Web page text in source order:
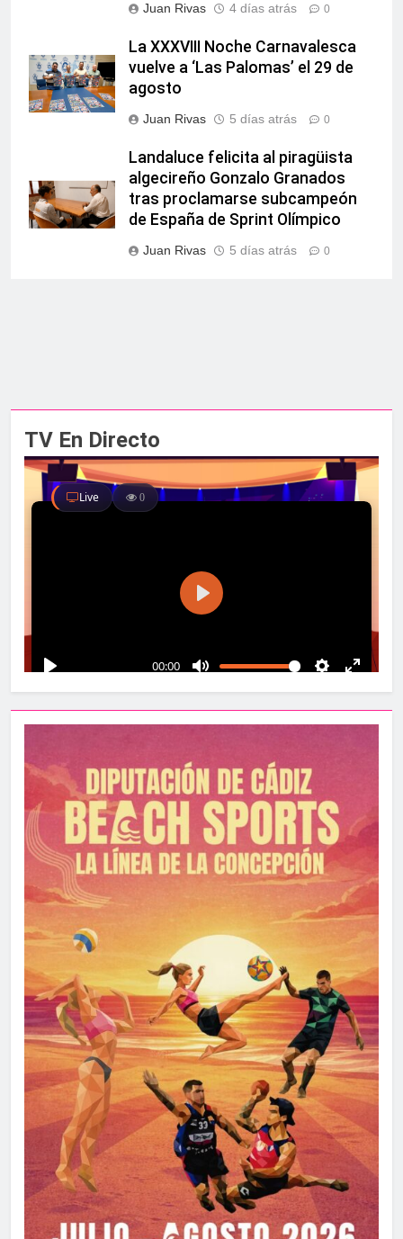
TV En Directo
Juan Rivas 4 días atrás 0
La XXXVIII Noche Carnavalesca
vuelve a ‘Las Palomas’ el 29 de
agosto
Juan Rivas 5 días atrás 0
Landaluce felicita al piragüista
algecireño Gonzalo Granados
tras proclamarse subcampeón
de España de Sprint Olímpico
Juan Rivas 5 días atrás 0